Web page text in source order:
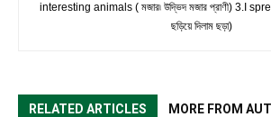
interesting animals ( মজার৷ উদ্ভিদ মজার প্রাণী) 3.I
ছড়িয়ে দিলাম ছড়া)
RELATED ARTICLES MORE FROM